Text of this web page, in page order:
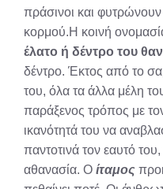
πράσινοι και
κορμού.Η κοινή
έλατο ή δέντρο του
δέντρο. Έκτος από το
του, όλα τα άλλα μέλη
παράξενος τρόπος με
ικανότητά του να
παντοτινά τον εαυτό
αθανασία. Ο ίταμος